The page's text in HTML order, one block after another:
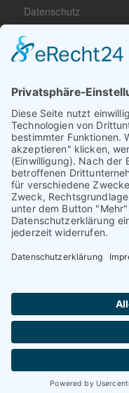
Datenschutz
Cookie-Einstellungen
Sitemap
SCHNELLE
Traumgärten
Wasser im Garten
Gartenservice
Garten-Spezialitäten
© Lütkemeyer `Ihr Gärtner